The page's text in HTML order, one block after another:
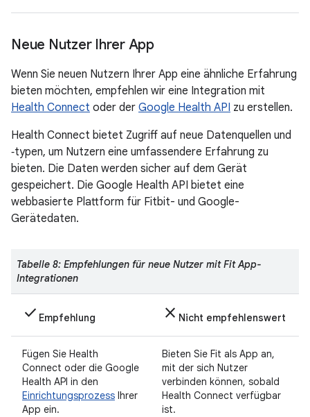
Neue Nutzer Ihrer App
Wenn Sie neuen Nutzern Ihrer App eine ähnliche Erfahrung
bieten möchten, empfehlen wir eine Integration mit
Health Connect oder der Google Health API zu erstellen.
Health Connect bietet Zugriff auf neue Datenquellen und
‑typen, um Nutzern eine umfassendere Erfahrung zu
bieten. Die Daten werden sicher auf dem Gerät
gespeichert. Die Google Health API bietet eine
webbasierte Plattform für Fitbit- und Google-
Gerätedaten.
Tabelle 8: Empfehlungen für neue Nutzer mit Fit App-
Integrationen
check Empfehlung close Nicht empfehlenswert
Fügen Sie Health
Connect oder die Google
Health API in den
Einrichtungsprozess Ihrer
App ein.
Bieten Sie Fit als App an,
mit der sich Nutzer
verbinden können, sobald
Health Connect verfügbar
ist.